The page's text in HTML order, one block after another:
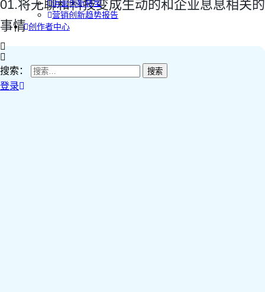
运营创新转型
营销创新趋势报告
创作者中心
搜索：
登录
01.将无聊和科技变成生动的和企业息息相关的
事情